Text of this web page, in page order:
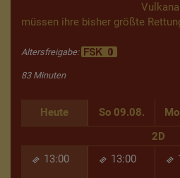
müssen ihre bisher größte
Altersfreigabe:
83 Minuten
Heute So 09.08.
13:00 13:00
2D